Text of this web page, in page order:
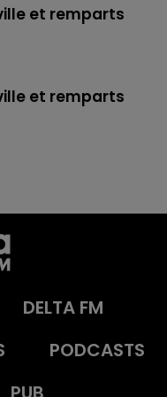
et remparts
et remparts
DELTA FM
PODCASTS